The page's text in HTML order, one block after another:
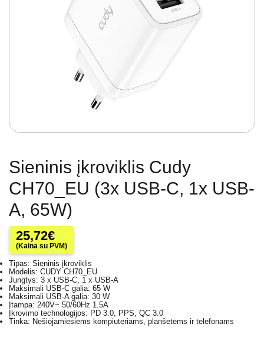
Sieninis įkroviklis Cudy
CH70_EU (3x USB-C, 1x USB-
A, 65W)
25,72€
(Kaina su PVM)
Tipas: Sieninis įkroviklis
Modelis: CUDY CH70_EU
Jungtys: 3 x USB-C, 1 x USB-A
Maksimali USB-C galia: 65 W
Maksimali USB-A galia: 30 W
Įtampa: 240V~ 50/60Hz 1.5A
Įkrovimo technologijos: PD 3.0, PPS, QC 3.0
Tinka: Nešiojamiesiems kompiuteriams, planšetėms ir telefonams